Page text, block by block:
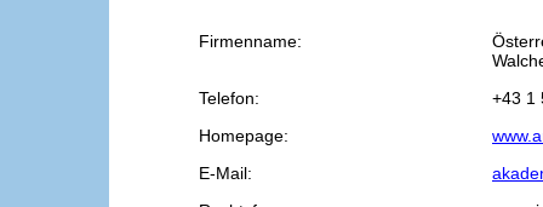
Firmenname:
Telefon:
+43 1
Homepage:
E-Mail: